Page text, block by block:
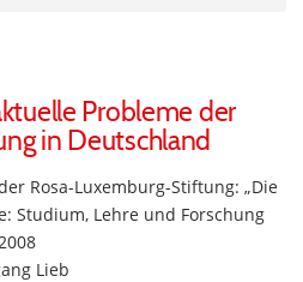
Probleme der
in Deutschland
Rosa-Luxemburg-Stiftung: „Die
Studium, Lehre und Forschung
Lieb